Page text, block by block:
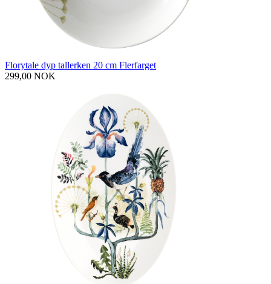
Florytale dyp tallerken 20 cm Flerfarget
299,00 NOK